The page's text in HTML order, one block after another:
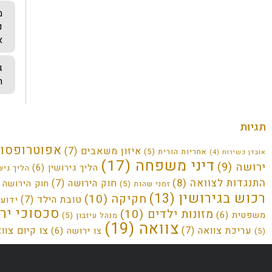
תגיות
אובדן כשירות(4) אחריות הורית (5) איזון משאבים (7)
ירושה (9) דיני משפחה (17) הליך גירושין (6) הליך
התנגדות לצוואה (8) זמני שהות (5) חוק הירושה (7) חוק הירושה
רכוש בגירושין (13) חקיקה (10) טובת הילד (7)
משפטית (6) מזונות ילדים (10) מנהל עיזבון (5) סכסוכי
(5)
עריכת צוואה (7) צוואה (19) צו ירושה (6) צו קיום